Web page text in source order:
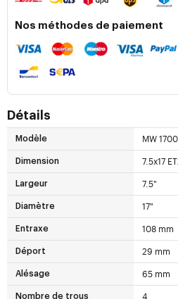
Nos méthodes de paiement
Détails
Modèle MW
Dimension 7.5x17
Largeur 7.5"
Diamètre 17"
Entraxe 108 mm
Déport 29 mm
Alésage 65 mm
Nombre de trous 4